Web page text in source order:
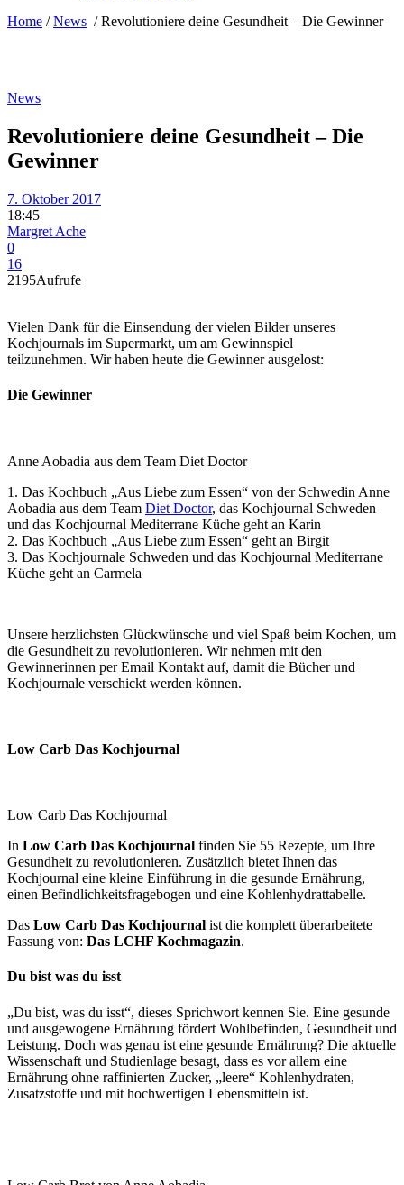
Home /News /Revolutioniere deine Gesundheit – Die Gewinner
News
Revolutioniere deine Gesundheit – Die
Gewinner
7. Oktober 2017
18:45
Margret Ache
0
16
2195Aufrufe
Vielen Dank für die Einsendung der vielen Bilder unseres
Kochjournals im Supermarkt, um am Gewinnspiel
teilzunehmen. Wir haben heute die Gewinner ausgelost:
Die Gewinner
Anne Aobadia aus dem Team Diet Doctor
1. Das Kochbuch „Aus Liebe zum Essen“ von der Schwedin Anne
Aobadia aus dem Team Diet Doctor, das Kochjournal Schweden
und das Kochjournal Mediterrane Küche geht an Karin
2. Das Kochbuch „Aus Liebe zum Essen“ geht an Birgit
3. Das Kochjournale Schweden und das Kochjournal Mediterrane
Küche geht an Carmela
Unsere herzlichsten Glückwünsche und viel Spaß beim Kochen, um
die Gesundheit zu revolutionieren. Wir nehmen mit den
Gewinnerinnen per Email Kontakt auf, damit die Bücher und
Kochjournale verschickt werden können.
Low Carb Das Kochjournal
Low Carb Das Kochjournal
In Low Carb Das Kochjournal finden Sie 55 Rezepte, um Ihre
Gesundheit zu revolutionieren. Zusätzlich bietet Ihnen das
Kochjournal eine kleine Einführung in die gesunde Ernährung,
einen Befindlichkeitsfragebogen und eine Kohlenhydrattabelle.
Das Low Carb Das Kochjournal ist die komplett überarbeitete
Fassung von: Das LCHF Kochmagazin.
Du bist was du isst
„Du bist, was du isst“, dieses Sprichwort kennen Sie. Eine gesunde
und ausgewogene Ernährung fördert Wohlbefinden, Gesundheit und
Leistung. Doch was genau ist eine gesunde Ernährung? Die aktuelle
Wissenschaft und Studienlage besagt, dass es vor allem eine
Ernährung ohne raffinierten Zucker, „leere“ Kohlenhydraten,
Zusatzstoffe und mit hochwertigen Lebensmitteln ist.